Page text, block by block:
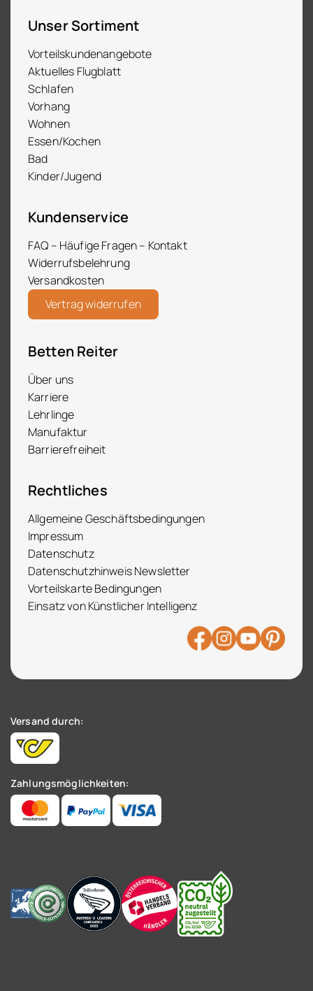
Unser Sortiment
Vorteilskundenangebote
Aktuelles Flugblatt
Schlafen
Vorhang
Wohnen
Essen/Kochen
Bad
Kinder/Jugend
Kundenservice
FAQ – Häufige Fragen – Kontakt
Widerrufsbelehrung
Versandkosten
Vertrag widerrufen
Betten Reiter
Über uns
Karriere
Lehrlinge
Manufaktur
Barrierefreiheit
Rechtliches
Allgemeine Geschäftsbedingungen
Impressum
Datenschutz
Datenschutzhinweis Newsletter
Vorteilskarte Bedingungen
Einsatz von Künstlicher Intelligenz
Versand durch:
Zahlungsmöglichkeiten: